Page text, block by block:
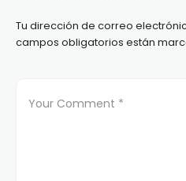
Tu dirección de correo
campos obligatorios están